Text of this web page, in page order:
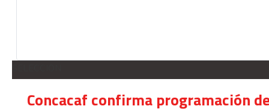
Concacaf confirma programación